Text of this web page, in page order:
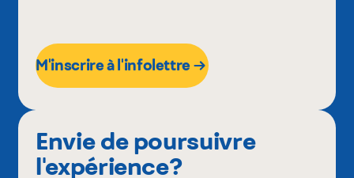
M'inscrire à l'infolettre
Envie de poursuivre
l'expérience?